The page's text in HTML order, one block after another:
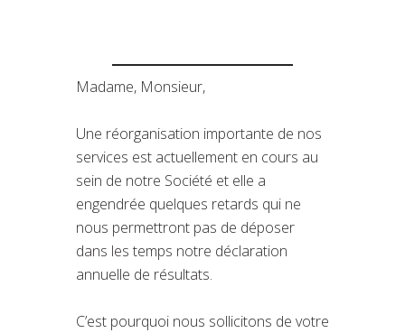
Madame, Monsieur,
Une réorganisation importante de nos
services est actuellement en cours au
sein de notre Société et elle a
engendrée quelques retards qui ne
nous permettront pas de déposer
dans les temps notre déclaration
annuelle de résultats.
C’est pourquoi nous sollicitons de votre